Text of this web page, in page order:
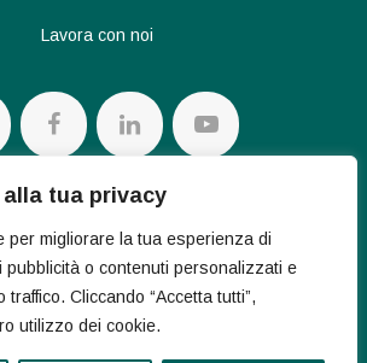
alla tua privacy
per migliorare la tua esperienza di
pubblicità o contenuti personalizzati e
Cliccando “Accetta tutti”,
utilizzo dei cookie.
Lavora con noi
Cookie Policy